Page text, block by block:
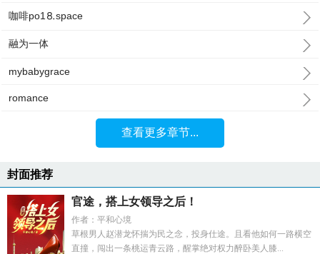
咖啡po1⒏space
融为一体
mybabygrace
romance
查看更多章节...
封面推荐
官途，搭上女领导之后！
作者：平和心境
草根男人赵潜龙怀揣为民之念，投身仕途。且看他如何一路横空
直撞，闯出一条桃运青云路，醒掌绝对权力醉卧美人膝...